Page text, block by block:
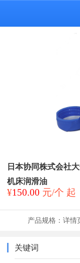
日本协同株式会社
机床润滑油
¥150.00 元/个 起
产品规格： 详情
关键词